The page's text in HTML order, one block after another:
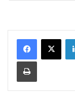
Print